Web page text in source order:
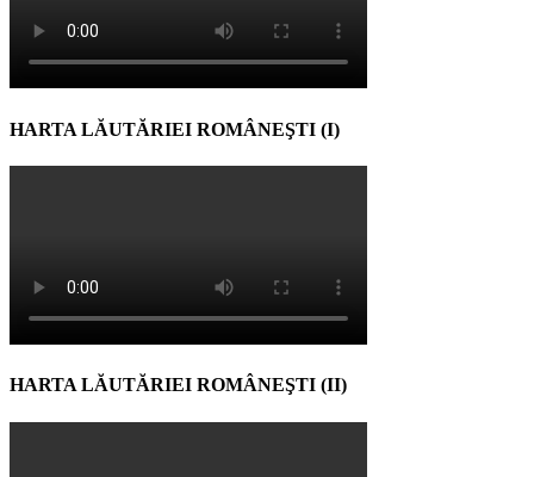
HARTA LĂUTĂRIEI ROMÂNEŞTI (I)
HARTA LĂUTĂRIEI ROMÂNEŞTI (II)